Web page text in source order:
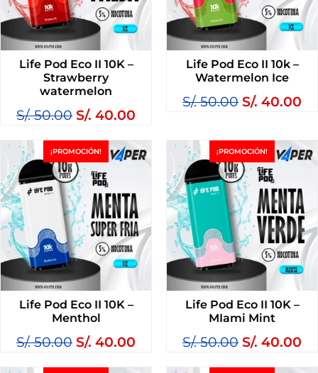
Life Pod Eco II 10K –
Strawberry
watermelon
S/.50.00 S/. 40.00
Life Pod Eco II 10k –
Watermelon Ice
S/.50.00 S/. 40.00
¡PROMOCIÓN!
Life Pod Eco II 10K –
Menthol
S/.50.00 S/. 40.00
¡PROMOCIÓN!
Life Pod Eco II 10K –
MIami Mint
S/.50.00 S/. 40.00